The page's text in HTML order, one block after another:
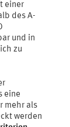
einer
des A-
und in
zu
eine
mehr als
werden